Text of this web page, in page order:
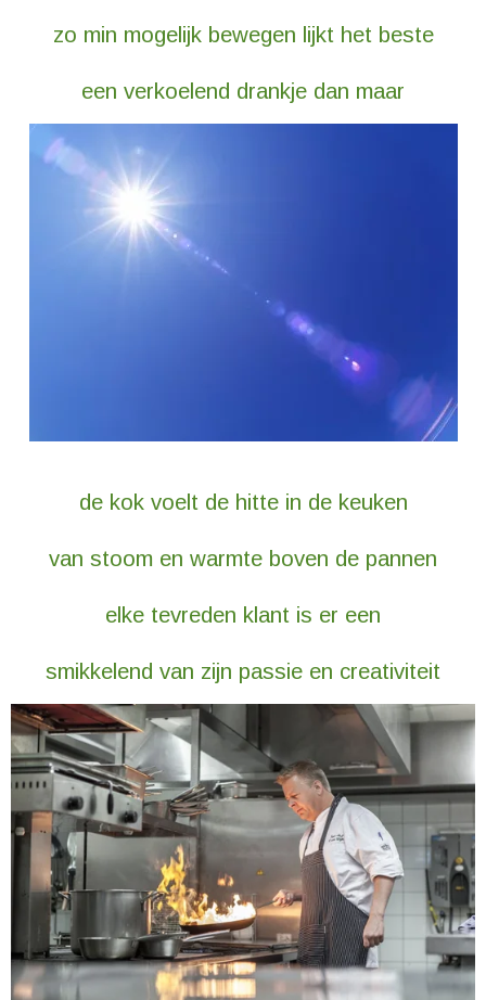
zo min mogelijk bewegen lijkt het beste
een verkoelend drankje dan maar
de kok voelt de hitte in de keuken
van stoom en warmte boven de pannen
elke tevreden klant is er een
smikkelend van zijn passie en creativiteit